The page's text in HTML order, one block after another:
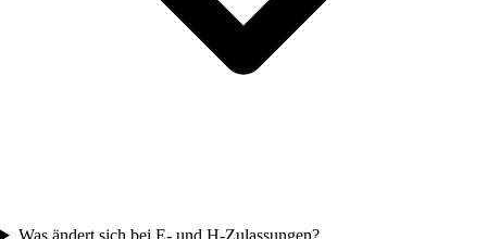
Was ändert sich bei E- und H-Zulassungen?